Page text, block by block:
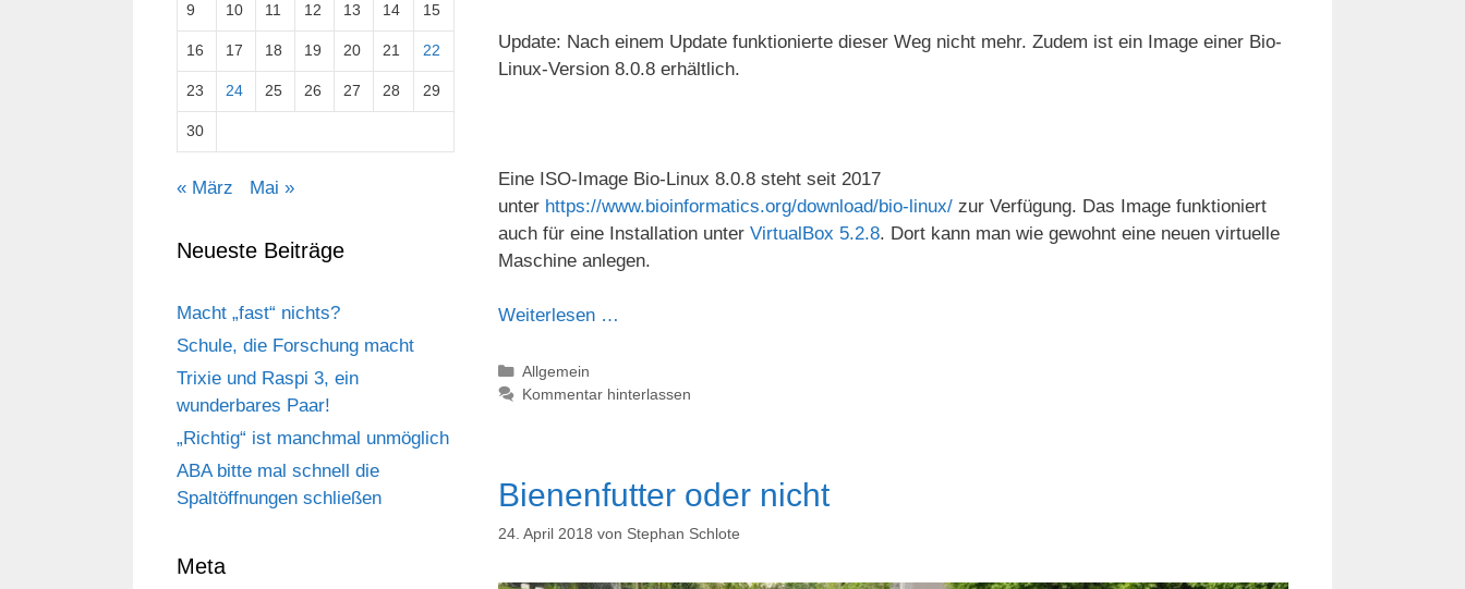
Update: Nach einem Update funktionierte dieser Weg nicht mehr. Zudem ist ein Image einer Bio-
Linux-Version 8.0.8 erhältlich.
Eine ISO-Image Bio-Linux 8.0.8 steht seit 2017
unter https://www.bioinformatics.org/download/bio-linux/ zur Verfügung. Das Image funktioniert
auch für eine Installation unter VirtualBox 5.2.8. Dort kann man wie gewohnt eine neuen virtuelle
Maschine anlegen.
Weiterlesen …
Kategorien
Allgemein
Kommentar hinterlassen
Bienenfutter oder nicht
24. April 2018 von Stephan Schlote
9 10 11 12 13 14 15
16 17 18 19 20 21 22
23 24 25 26 27 28 29
30
« März Mai »
Neueste Beiträge
Macht „fast“ nichts?
Schule, die Forschung macht
Trixie und Raspi 3, ein
wunderbares Paar!
„Richtig“ ist manchmal unmöglich
ABA bitte mal schnell die
Spaltöffnungen schließen
Meta